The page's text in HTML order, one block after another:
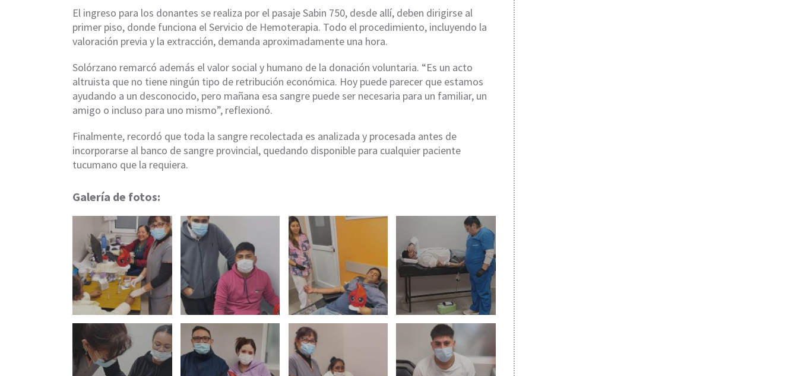
El ingreso para los donantes se realiza por el pasaje Sabin 750, desde allí, deben dirigirse al
primer piso, donde funciona el Servicio de Hemoterapia. Todo el procedimiento, incluyendo la
valoración previa y la extracción, demanda aproximadamente una hora.
Solórzano remarcó además el valor social y humano de la donación voluntaria. “Es un acto
altruista que no tiene ningún tipo de retribución económica. Hoy puede parecer que estamos
ayudando a un desconocido, pero mañana esa sangre puede ser necesaria para un familiar, un
amigo o incluso para uno mismo”, reflexionó.
Finalmente, recordó que toda la sangre recolectada es analizada y procesada antes de
incorporarse al banco de sangre provincial, quedando disponible para cualquier paciente
tucumano que la requiera.
Galería de fotos: